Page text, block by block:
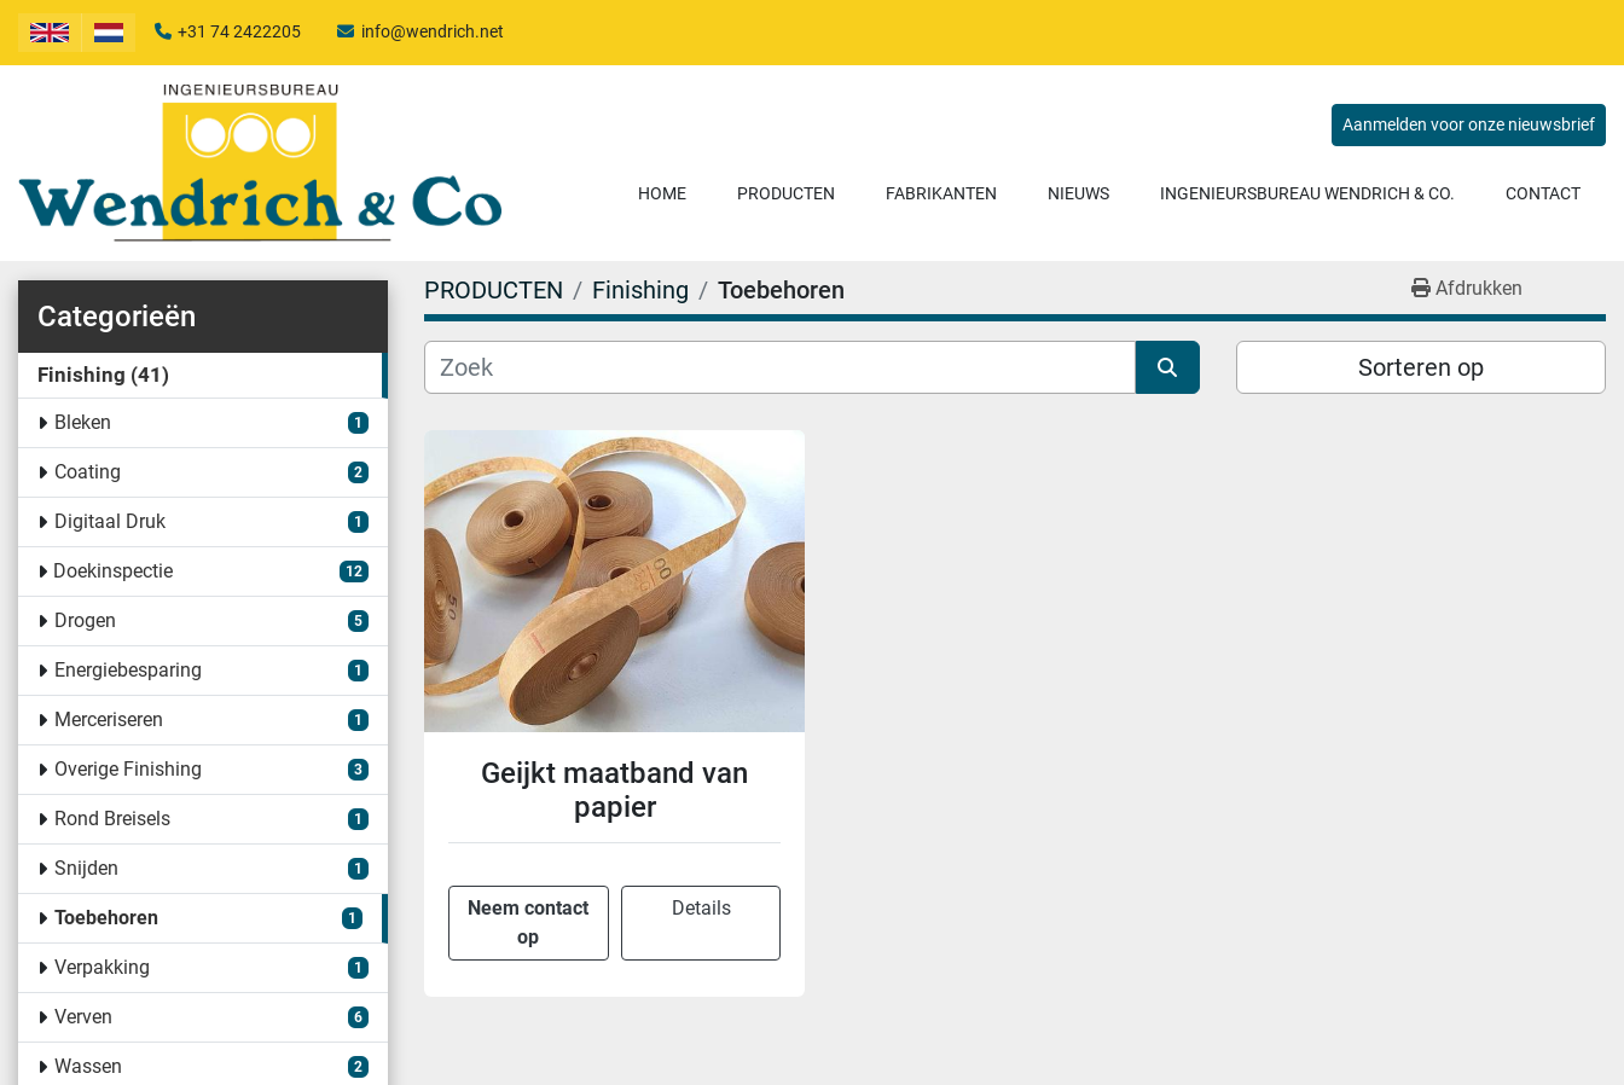
+31 74 2422205 info@wendrich.net
Aanmelden voor onze nieuwsbrief
HOME PRODUCTEN FABRIKANTEN NIEUWS INGENIEURSBUREAU WENDRICH & CO. CONTACT
Categorieën
Finishing 41
Bleken 1
Coating 2
Digitaal Druk 1
Doekinspectie 12
Drogen 5
Energiebesparing 1
Merceriseren 1
Overige Finishing 3
Rond Breisels 1
Snijden 1
Toebehoren 1
Verpakking 1
Verven 6
Wassen 2
PRODUCTEN Finishing Toebehoren Afdrukken
Sorteren op
Geijkt maatband van
papier
Neem contact
op
Details